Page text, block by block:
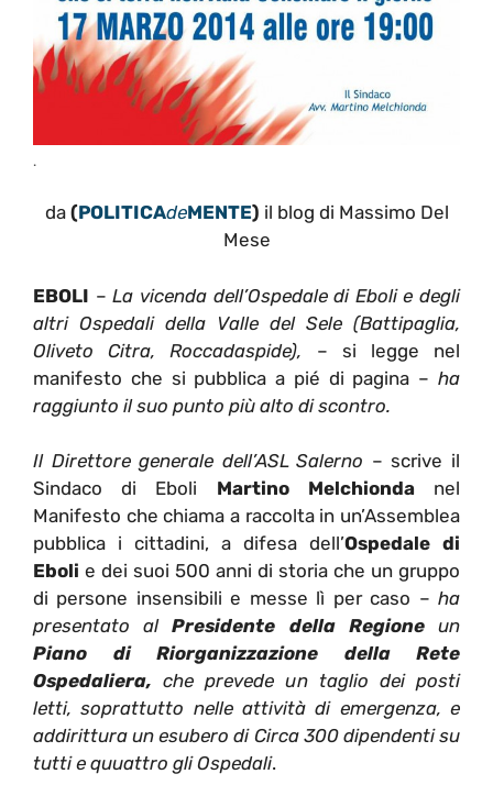
.
da (POLITICAdeMENTE) il blog di Massimo Del
Mese
EBOLI –La vicenda dell’Ospedale di Eboli e degli
altri Ospedali della Valle del Sele (Battipaglia,
Oliveto Citra, Roccadaspide), – si legge nel
manifesto che si pubblica a pié di pagina – ha
raggiunto il suo punto più alto di scontro.
Il Direttore generale dell’ASL Salerno – scrive il
Sindaco di Eboli Martino Melchiondanel
Manifesto che chiama a raccolta in un’Assemblea
pubblica i cittadini, a difesa dell’Ospedale di
Eboli e dei suoi 500 anni di storia che un gruppo
di persone insensibili e messe lì per caso – ha
presentato alPresidente della Regioneun
Piano di Riorganizzazione della Rete
Ospedaliera, che prevede un taglio dei posti
letti, soprattutto nelle attività di emergenza, e
addirittura un esubero di Circa 300 dipendenti su
tutti e quuattro gli Ospedali.